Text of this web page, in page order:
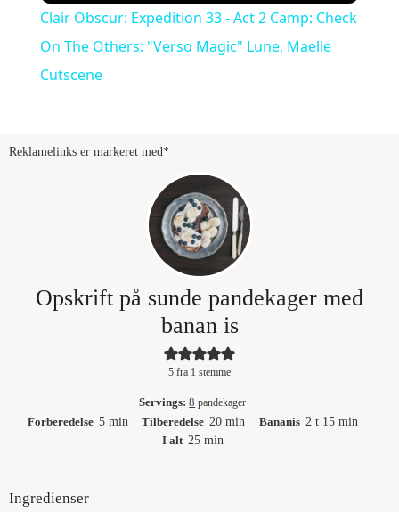
a
i
d
e
o
Clair Obscur: Expedition 33 - Act 2 Camp: Check
On The Others: "Verso Magic" Lune, Maelle
Cutscene
Reklamelinks er markeret med*
Opskrift på sunde pandekager med
banan is
5 fra 1 stemme
Servings:8 pandekager
Forberedelse 5minutter
min Tilberedelse 20minutter
min Bananis 2timer
t 15minutter
min
I alt 25minutter
min
Ingredienser